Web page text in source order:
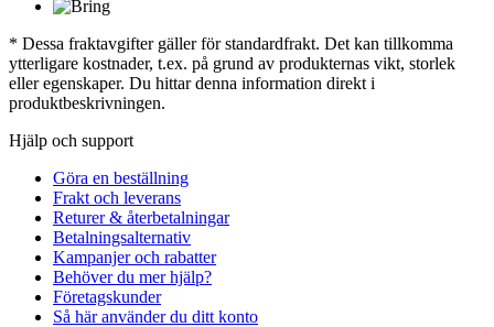
* Dessa fraktavgifter gäller för standardfrakt. Det kan tillkomma
ytterligare kostnader, t.ex. på grund av produkternas vikt, storlek
eller egenskaper. Du hittar denna information direkt i
produktbeskrivningen.
Hjälp och support
Göra en beställning
Frakt och leverans
Returer & återbetalningar
Betalningsalternativ
Kampanjer och rabatter
Behöver du mer hjälp?
Företagskunder
Så här använder du ditt konto